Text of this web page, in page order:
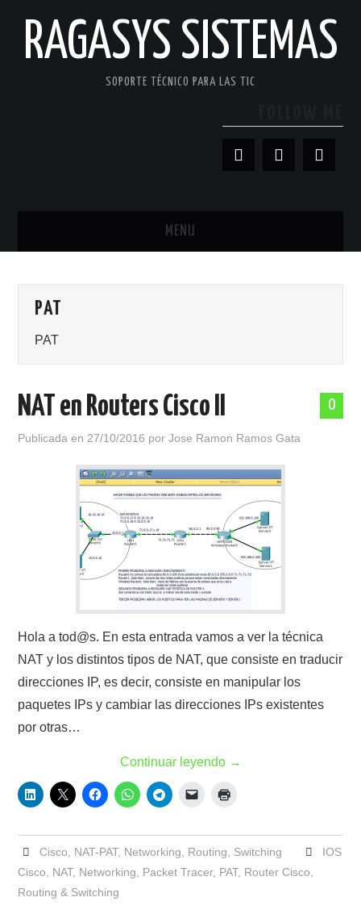
RAGASYS SISTEMAS
SOPORTE TÉCNICO PARA LAS TIC
MENU
ACERCA DE
POLÍTICA DE PRIVACIDAD
PAT
PAT
0
NAT en Routers Cisco II
Publicada en 27/10/2016 porJose Ramon Ramos Gata
Hola a tod@s. En esta entrada vamos a ver la técnica
NAT y los distintos tipos de NAT, que consiste en traducir
direcciones IP, es decir, consiste en manipular los
paquetes IPs y cambiar las direcciones IPs existentes
por otras…
Continuar leyendo →
Cisco NAT-PAT, Networking Routing Switching
IOS
Cisco
NAT, Networking Packet Tracer, PAT, Router Cisco
Routing & Switching